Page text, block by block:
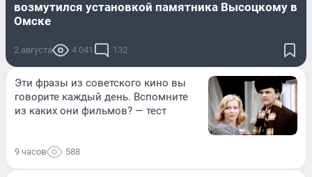
возмутился установкой памятника Высоцкому в
Омске
2 августа 4 041 132
Эти фразы из советского кино вы
говорите каждый день. Вспомните
из каких они фильмов? — тест
9 часов 588